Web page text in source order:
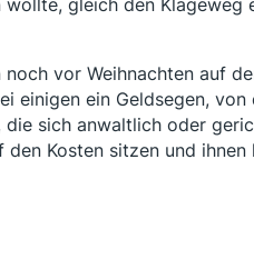
gleich den Klageweg
vor Weihnachten auf
einigen ein Geldsegen,
die sich anwaltlich oder
Kosten sitzen und ihnen